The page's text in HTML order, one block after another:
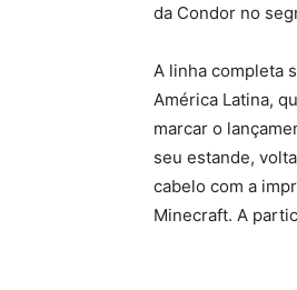
da Condor no
A linha completa
América Latina,
marcar o
seu estande,
cabelo com a
Minecraft. A